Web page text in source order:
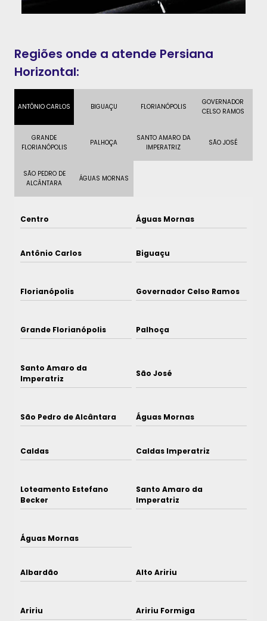
Regiões onde a atende Persiana
Horizontal:
ANTÔNIO CARLOS BIGUAÇU FLORIANÓPOLIS
GOVERNADOR
CELSO RAMOS
GRANDE
FLORIANÓPOLIS
PALHOÇA
SANTO AMARO DA
IMPERATRIZ
SÃO JOSÉ
SÃO PEDRO DE
ALCÂNTARA
ÁGUAS MORNAS
Centro Águas Mornas
Antônio Carlos Biguaçu
Florianópolis Governador Celso Ramos
Grande Florianópolis Palhoça
Santo Amaro da
Imperatriz
São José
São Pedro de Alcântara Águas Mornas
Caldas Caldas Imperatriz
Loteamento Estefano
Becker
Santo Amaro da
Imperatriz
Águas Mornas
Albardão Alto Aririu
Aririu Aririu Formiga